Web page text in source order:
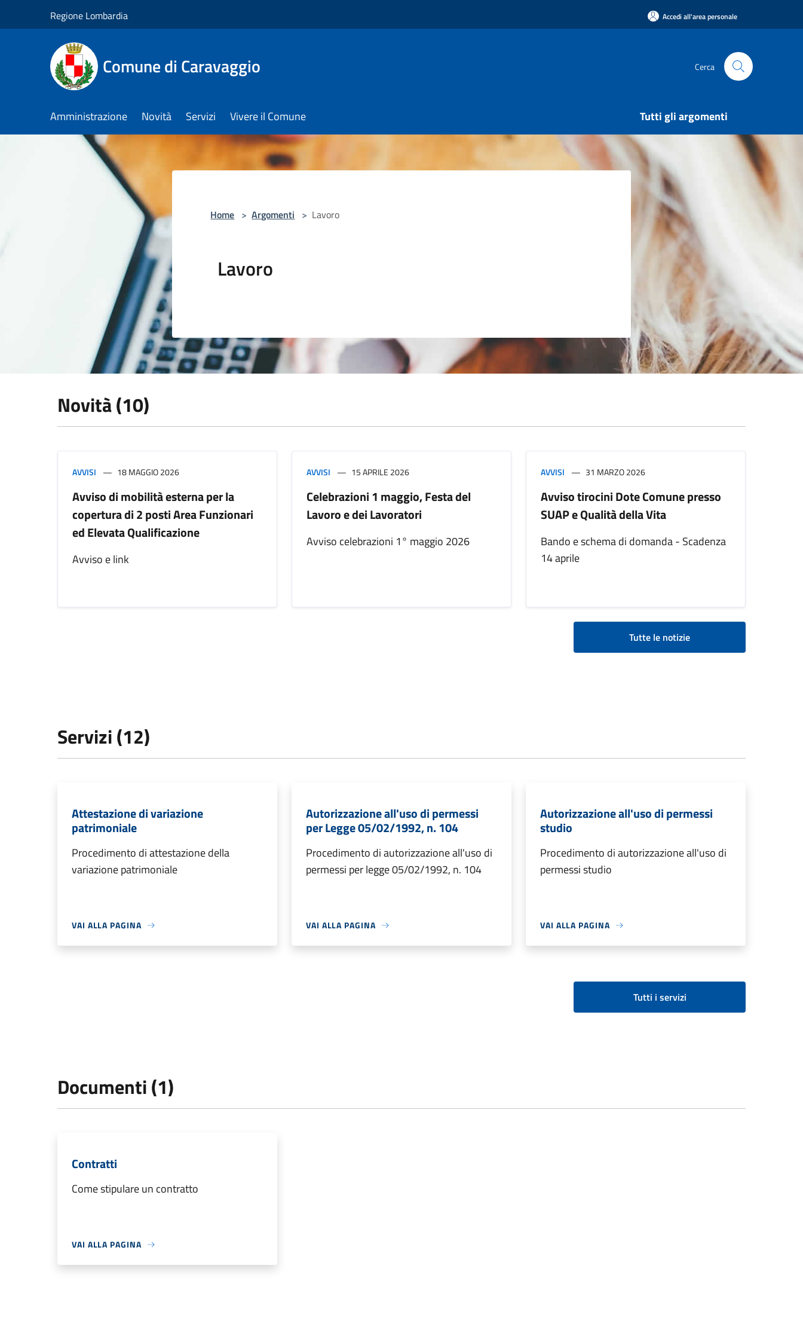
Regione Lombardia Accedi all'area personale
Comune di Caravaggio Cerca
Amministrazione Novità Servizi Vivere il Comune Tutti gli argomenti
Home > Argomenti > Lavoro
Lavoro
Novità (10)
AVVISI 18 MAGGIO 2026
Avviso di mobilità esterna per la
copertura di 2 posti Area Funzionari
ed Elevata Qualificazione
Avviso e link
AVVISI 15 APRILE 2026
Celebrazioni 1 maggio, Festa del
Lavoro e dei Lavoratori
Avviso celebrazioni 1° maggio 2026
AVVISI 31 MARZO 2026
Avviso tirocini Dote Comune presso
SUAP e Qualità della Vita
Bando e schema di domanda - Scadenza
14 aprile
Tutte le notizie
Servizi (12)
Attestazione di variazione
patrimoniale
Procedimento di attestazione della
variazione patrimoniale
VAI ALLA PAGINA
Autorizzazione all'uso di permessi
per Legge 05/02/1992, n. 104
Procedimento di autorizzazione all'uso di
permessi per legge 05/02/1992, n. 104
VAI ALLA PAGINA
Autorizzazione all'uso di permessi
studio
Procedimento di autorizzazione all'uso di
permessi studio
VAI ALLA PAGINA
Tutti i servizi
Documenti (1)
Contratti
Come stipulare un contratto
VAI ALLA PAGINA